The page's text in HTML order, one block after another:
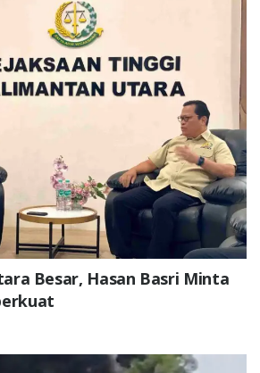
Besar, Hasan Basri Minta